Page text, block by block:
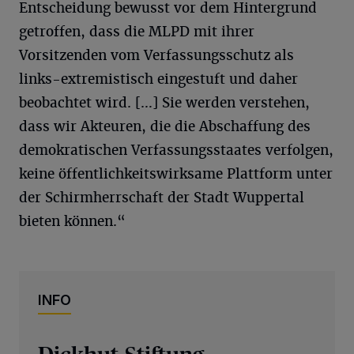
Entscheidung bewusst vor dem Hintergrund
getroffen, dass die MLPD mit ihrer
Vorsitzenden vom Verfassungsschutz als
links-extremistisch eingestuft und daher
beobachtet wird. […] Sie werden verstehen,
dass wir Akteuren, die die Abschaffung des
demokratischen Verfassungsstaates verfolgen,
keine öffentlichkeitswirksame Plattform unter
der Schirmherrschaft der Stadt Wuppertal
bieten können.“
INFO